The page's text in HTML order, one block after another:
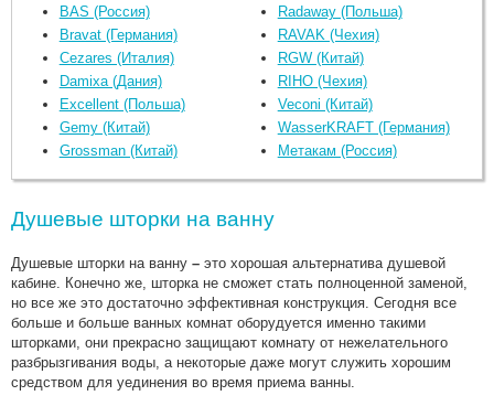
BAS (Россия)
Bravat (Германия)
Cezares (Италия)
Damixa (Дания)
Excellent (Польша)
Gemy (Китай)
Grossman (Китай)
Radaway (Польша)
RAVAK (Чехия)
RGW (Китай)
RIHO (Чехия)
Veconi (Китай)
WasserKRAFT (Германия)
Метакам (Россия)
Душевые шторки на ванну
Душевые шторки на ванну – это хорошая альтернатива душевой
кабине. Конечно же, шторка не сможет стать полноценной заменой,
но все же это достаточно эффективная конструкция. Сегодня все
больше и больше ванных комнат оборудуется именно такими
шторками, они прекрасно защищают комнату от нежелательного
разбрызгивания воды, а некоторые даже могут служить хорошим
средством для уединения во время приема ванны.